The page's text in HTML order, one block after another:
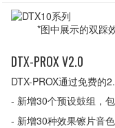
*图中展示的双踩
DTX-PROX V2.0
DTX-PROX通过免费的
- 新增30个预设鼓组，
- 新增30种效果镲片音